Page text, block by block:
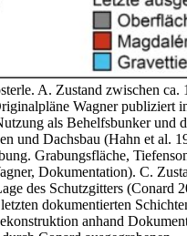
A. Zustand zwischen
Wagner publiziert
als Behelfsbunker und
und Dachsbau (Hahn et al.
Grabungsfläche,
Dokumentation). C.
des Schutzgitters (Conard
dokumentierten
anhand